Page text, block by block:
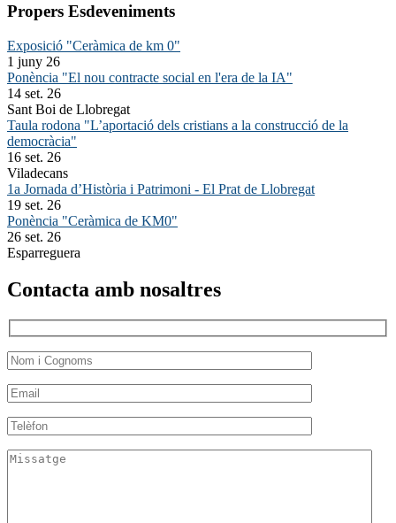
Propers Esdeveniments
Exposició "Ceràmica de km 0"
1 juny 26
Ponència "El nou contracte social en l'era de la IA"
14 set. 26
Sant Boi de Llobregat
Taula rodona "L’aportació dels cristians a la construcció de la
democràcia"
16 set. 26
Viladecans
1a Jornada d’Història i Patrimoni - El Prat de Llobregat
19 set. 26
Ponència "Ceràmica de KM0"
26 set. 26
Esparreguera
Contacta amb nosaltres